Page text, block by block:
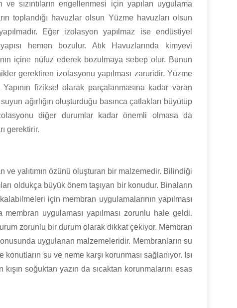
sızıntıların engellenmesi için yapılan uygulama
toplandığı havuzlar olsun Yüzme havuzları olsun
Eğer izolasyon yapılmaz ise endüstiyel
hemen bozulur. Atık Havuzlarında kimyevi
içine nüfuz ederek bozulmaya sebep olur. Bunun
gerektiren izolasyonu yapılması zaruridir. Yüzme
fiziksel olarak parçalanmasına kadar varan
ağırlığın oluşturduğu basınca çatlakları büyütüp
diğer durumlar kadar önemli olmasa da
gerektirir.
ve yalıtımın özünü oluşturan bir malzemedir. Bilindiği
oldukça büyük önem taşıyan bir konudur. Binaların
için membran uygulamalarının yapılması
uygulaması yapılması zorunlu hale geldi.
zorunlu bir durum olarak dikkat çekiyor. Membran
uygulanan malzemeleridir. Membranların su
konutların su ve neme karşı korunması sağlanıyor. Isı
soğuktan yazın da sıcaktan korunmalarını esas